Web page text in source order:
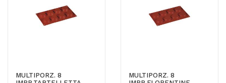
MULTIPORZ. 8
MULTIPORZ. 8